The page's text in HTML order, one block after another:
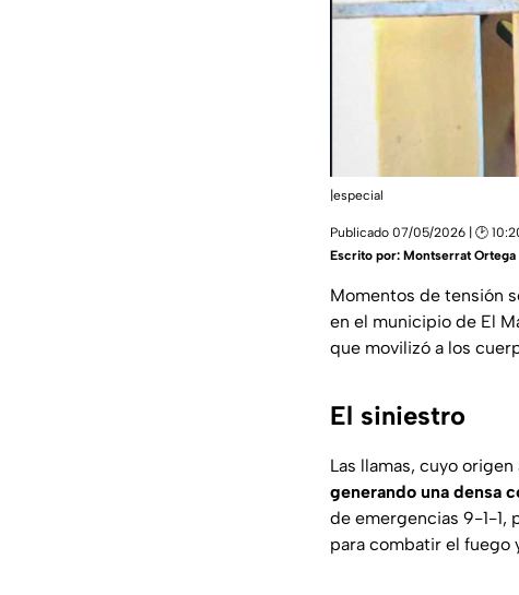
|especial
Publicado 07/05/2026 | 🕑
Escrito por: Montserrat Ortega
Momentos de tensión
en el municipio de El
que movilizó a los
El siniestro
Las llamas, cuyo
generando una densa
de emergencias 9-1-1,
para combatir el fuego